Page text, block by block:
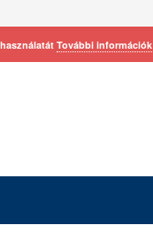
További információk